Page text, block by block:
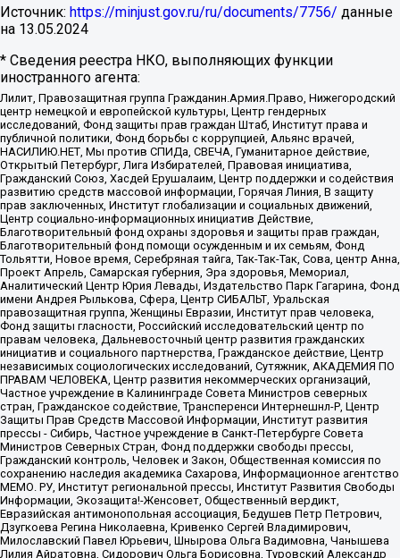
Источник: https://minjust.gov.ru/ru/documents/7756/ данные
на 13.05.2024
* Сведения реестра НКО, выполняющих функции
иностранного агента:
Лилит, Правозащитная группа Гражданин.Армия.Право, Нижегородский
центр немецкой и европейской культуры, Центр гендерных
исследований, Фонд защиты прав граждан Штаб, Институт права и
публичной политики, Фонд борьбы с коррупцией, Альянс врачей,
НАСИЛИЮ.НЕТ, Мы против СПИДа, СВЕЧА, Гуманитарное действие,
Открытый Петербург, Лига Избирателей, Правовая инициатива,
Гражданский Союз, Хасдей Ерушалаим, Центр поддержки и содействия
развитию средств массовой информации, Горячая Линия, В защиту
прав заключенных, Институт глобализации и социальных движений,
Центр социально-информационных инициатив Действие,
Благотворительный фонд охраны здоровья и защиты прав граждан,
Благотворительный фонд помощи осужденным и их семьям, Фонд
Тольятти, Новое время, Серебряная тайга, Так-Так-Так, Сова, центр Анна,
Проект Апрель, Самарская губерния, Эра здоровья, Мемориал,
Аналитический Центр Юрия Левады, Издательство Парк Гагарина, Фонд
имени Андрея Рылькова, Сфера, Центр СИБАЛЬТ, Уральская
правозащитная группа, Женщины Евразии, Институт прав человека,
Фонд защиты гласности, Российский исследовательский центр по
правам человека, Дальневосточный центр развития гражданских
инициатив и социального партнерства, Гражданское действие, Центр
независимых социологических исследований, Сутяжник, АКАДЕМИЯ ПО
ПРАВАМ ЧЕЛОВЕКА, Центр развития некоммерческих организаций,
Частное учреждение в Калининграде Совета Министров северных
стран, Гражданское содействие, Трансперенси Интернешнл-Р, Центр
Защиты Прав Средств Массовой Информации, Институт развития
прессы - Сибирь, Частное учреждение в Санкт-Петербурге Совета
Министров Северных Стран, Фонд поддержки свободы прессы,
Гражданский контроль, Человек и Закон, Общественная комиссия по
сохранению наследия академика Сахарова, Информационное агентство
МЕМО. РУ, Институт региональной прессы, Институт Развития Свободы
Информации, Экозащита!-Женсовет, Общественный вердикт,
Евразийская антимонопольная ассоциация, Бедушев Петр Петрович,
Дзугкоева Регина Николаевна, Кривенко Сергей Владимирович,
Милославский Павел Юрьевич, Шнырова Ольга Вадимовна, Чанышева
Лилия Айратовна, Сидорович Ольга Борисовна, Туровский Александр